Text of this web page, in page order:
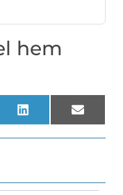
hem
LinkedIn Email